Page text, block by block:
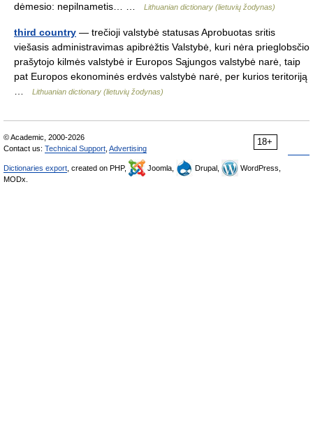
dėmesio: nepilnametis… …
Lithuanian dictionary (lietuvių žodynas)
third country — trečioji valstybė statusas Aprobuotas sritis
viešasis administravimas apibrėžtis Valstybė, kuri nėra prieglobsčio
prašytojo kilmės valstybė ir Europos Sąjungos valstybė narė, taip
pat Europos ekonominės erdvės valstybė narė, per kurios teritoriją
Lithuanian dictionary (lietuvių žodynas)
18+
© Academic, 2000-2026
Contact us: Technical Support Advertising
Dictionaries export , created on PHP, Joomla, Drupal,
WordPress,
MODx.